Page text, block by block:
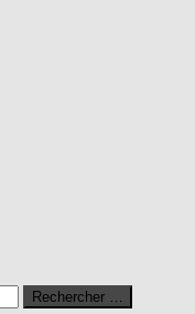
Rechercher …